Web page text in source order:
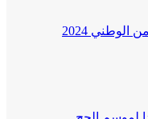
الوطني 2024